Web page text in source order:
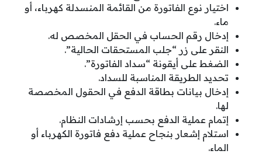
اختيار نوع الفاتورة من القائمة المنسدلة كهرباء، أو
ماء.
إدخال رقم الحساب في الحقل المخصص له.
النقر على زر “جلب المستحقات الحالية”.
الضغط على أيقونة “سداد الفاتورة”.
تحديد الطريقة المناسبة للسداد.
إدخال بيانات بطاقة الدفع في الحقول المخصصة
لها.
إتمام عملية الدفع بحسب إرشادات النظام.
استلام إشعار بنجاح عملية دفع فاتورة الكهرباء أو
الماء.